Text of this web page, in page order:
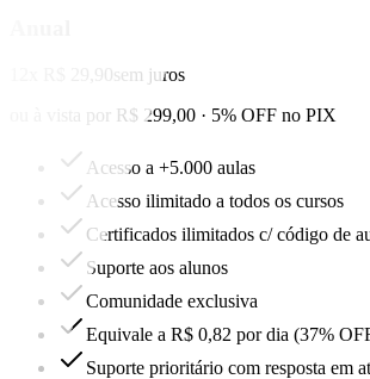
12x R$ 29,90sem juros
ou à vista por R$ 299,00 · 5% OFF no PIX
Acesso a +5.000 aulas
Acesso ilimitado a todos os cursos
Certificados ilimitados c/ código de
Suporte aos alunos
Comunidade exclusiva
Equivale a R$ 0,82 por dia (37%
Suporte prioritário com resposta em